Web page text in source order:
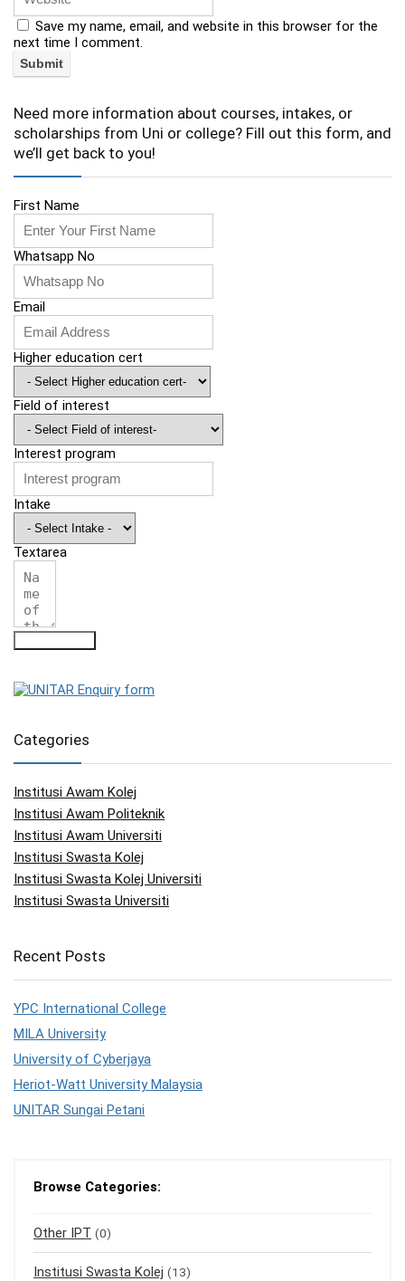
Save my name, email, and website in this browser for the
next time I comment.
Need more information about courses, intakes, or
scholarships from Uni or college? Fill out this form, and
we’ll get back to you!
First Name
Whatsapp No
Email
Higher education cert
Field of interest
Interest program
Intake
Textarea
Categories
Institusi Awam Kolej
Institusi Awam Politeknik
Institusi Awam Universiti
Institusi Swasta Kolej
Institusi Swasta Kolej Universiti
Institusi Swasta Universiti
Recent Posts
YPC International College
MILA University
University of Cyberjaya
Heriot-Watt University Malaysia
UNITAR Sungai Petani
Browse Categories:
Other IPT (0)
Institusi Swasta Kolej (13)